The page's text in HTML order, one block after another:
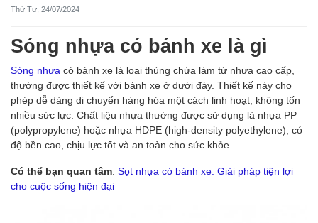
Thứ Tư, 24/07/2024
Sóng nhựa có bánh xe là gì
Sóng nhựa có bánh xe là loại thùng chứa làm từ nhựa cao cấp,
thường được thiết kế với bánh xe ở dưới đáy. Thiết kế này cho
phép dễ dàng di chuyển hàng hóa một cách linh hoạt, không tốn
nhiều sức lực. Chất liệu nhựa thường được sử dụng là nhựa PP
(polypropylene) hoặc nhựa HDPE (high-density polyethylene), có
độ bền cao, chịu lực tốt và an toàn cho sức khỏe.
Có thể bạn quan tâm: Sọt nhựa có bánh xe: Giải pháp tiện lợi
cho cuộc sống hiện đại